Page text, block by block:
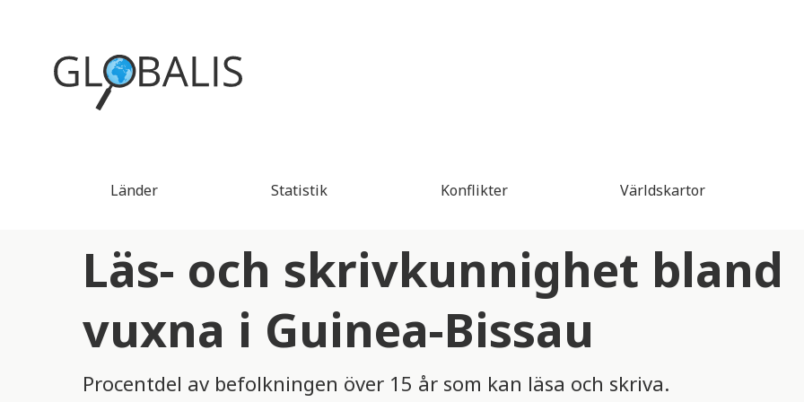
Länder Statistik Konflikter Världskartor
Läs- och skrivkunnighet bland
vuxna i Guinea-Bissau
Procentdel av befolkningen över 15 år som kan läsa och skriva.